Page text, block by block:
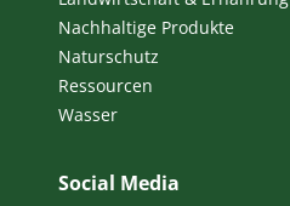
Nachhaltige Produkte
Naturschutz
Ressourcen
Wasser
Social Media